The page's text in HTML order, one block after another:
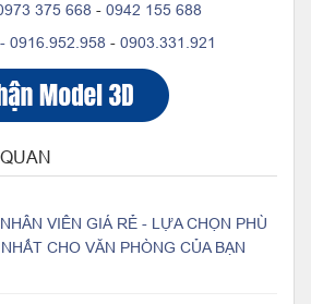
375 668 - 0942 155 688
0916.952.958 - 0903.331.921
VIÊN GIÁ RẺ - LỰA CHỌN PHÙ
CHO VĂN PHÒNG CỦA BẠN